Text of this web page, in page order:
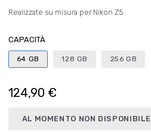
Realizzate su misura per Nikon Z5
CAPACITÀ
64 GB 128 GB 256 GB
124,90 €
AL MOMENTO NON DISPONIBILE